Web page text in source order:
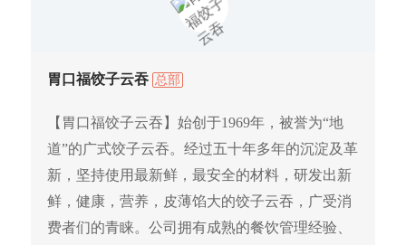
胃口福饺子云吞 总部
【胃口福饺子云吞】始创于1969年，被誉为“地
道”的广式饺子云吞。经过五十年多年的沉淀及革
新，坚持使用最新鲜，最安全的材料，研发出新
鲜，健康，营养，皮薄馅大的饺子云吞，广受消
费者们的青睐。公司拥有成熟的餐饮管理经验、